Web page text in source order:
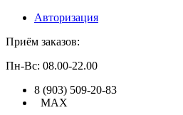
Авторизация
Приём заказов:
Пн-Вс: 08.00-22.00
8 (903) 509-20-83
MAX